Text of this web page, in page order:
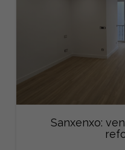
Sanxenxo: